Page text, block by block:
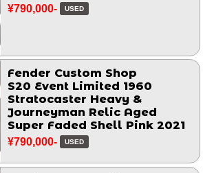
¥790,000- USED
Fender Custom Shop
S20 Event Limited 1960
Stratocaster Heavy &
Journeyman Relic Aged
Super Faded Shell Pink 2021
¥790,000- USED